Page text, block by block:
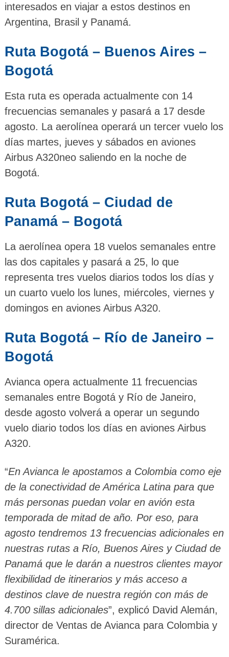
interesados en viajar a estos destinos en
Argentina, Brasil y Panamá.
Ruta Bogotá – Buenos Aires –
Bogotá
Esta ruta es operada actualmente con 14
frecuencias semanales y pasará a 17 desde
agosto. La aerolínea operará un tercer vuelo los
días martes, jueves y sábados en aviones
Airbus A320neo saliendo en la noche de
Bogotá.
Ruta Bogotá – Ciudad de
Panamá – Bogotá
La aerolínea opera 18 vuelos semanales entre
las dos capitales y pasará a 25, lo que
representa tres vuelos diarios todos los días y
un cuarto vuelo los lunes, miércoles, viernes y
domingos en aviones Airbus A320.
Ruta Bogotá – Río de Janeiro –
Bogotá
Avianca opera actualmente 11 frecuencias
semanales entre Bogotá y Río de Janeiro,
desde agosto volverá a operar un segundo
vuelo diario todos los días en aviones Airbus
A320.
“En Avianca le apostamos a Colombia como eje
de la conectividad de América Latina para que
más personas puedan volar en avión esta
temporada de mitad de año. Por eso, para
agosto tendremos 13 frecuencias adicionales en
nuestras rutas a Río, Buenos Aires y Ciudad de
Panamá que le darán a nuestros clientes mayor
flexibilidad de itinerarios y más acceso a
destinos clave de nuestra región con más de
4.700 sillas adicionales”, explicó David Alemán,
director de Ventas de Avianca para Colombia y
Suramérica.